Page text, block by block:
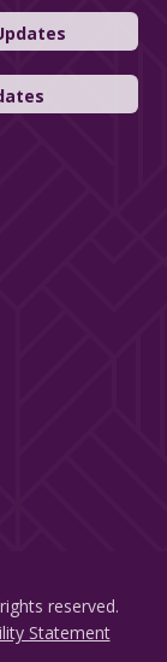
reserved.
Statement